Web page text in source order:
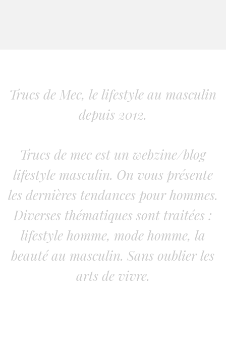
Trucs de Mec, le lifestyle au masculin
depuis 2012.
Trucs de mec est un webzine/blog
lifestyle masculin. On vous présente
les dernières tendances pour hommes.
Diverses thématiques sont traitées :
lifestyle homme, mode homme, la
beauté au masculin. Sans oublier les
arts de vivre.